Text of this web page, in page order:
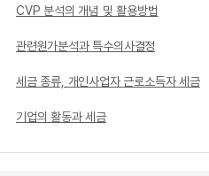
CVP 분석의 개념 및 활용방법
관련원가분석과 특수의사결정
세금 종류, 개인사업자 근로소득자 세금
기업의 활동과 세금